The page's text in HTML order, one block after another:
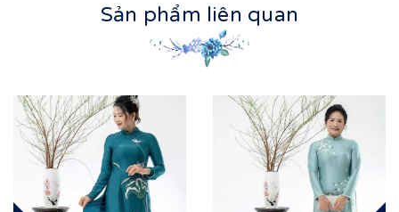
Sản phẩm liên quan